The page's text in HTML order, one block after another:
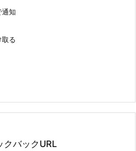
通知
取る
クバックURL